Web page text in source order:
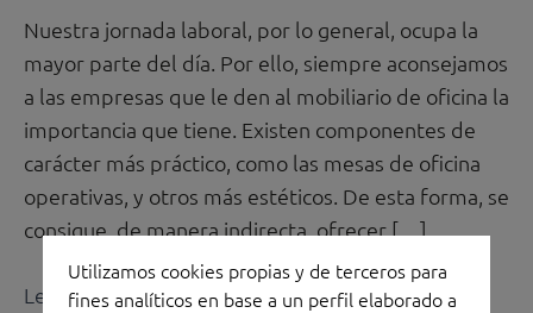
Nuestra jornada laboral, por lo general, ocupa la
mayor parte del día. Por ello, siempre aconsejamos
a las empresas que le den al mobiliario de oficina la
importancia que tiene. Existen componentes de
carácter más práctico, como las mesas de oficina
operativas, y otros más estéticos. De esta forma, se
consigue, de manera indirecta, ofrecer […]
oficina
y
sus
tipologías
Leer más »
Utilizamos cookies propias y de terceros para
fines analíticos en base a un perfil elaborado a